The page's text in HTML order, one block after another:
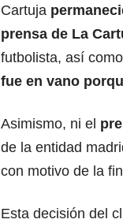
Cartuja
prensa de La
futbolista, así
fue en vano
Asimismo, ni el
de la entidad
con motivo de la
Esta decisión del